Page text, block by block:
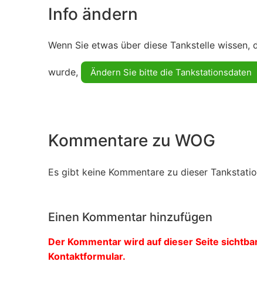
Info ändern
Wenn Sie etwas über diese Tankstelle wissen,
wurde, Ändern Sie bitte die Tankstationsdaten
Kommentare zu WOG
Es gibt keine Kommentare zu dieser
Einen Kommentar hinzufügen
Der Kommentar wird auf dieser Seite
Kontaktformular.